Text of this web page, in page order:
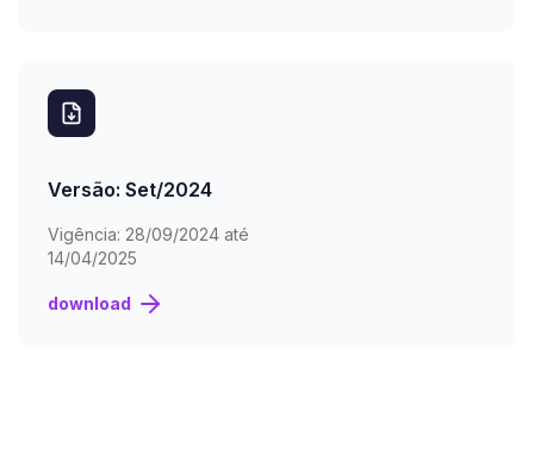
Versão: Set/2024
Vigência: 28/09/2024 até
14/04/2025
download